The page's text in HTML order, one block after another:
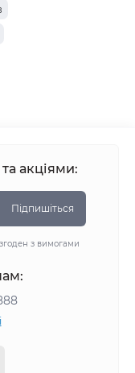
корм BWild для котів
акціями:
Підпишіться
згоден з вимогами